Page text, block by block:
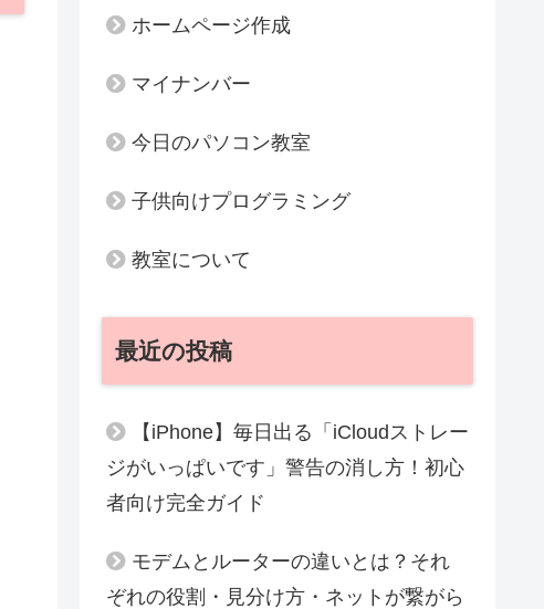
ホームページ作成
マイナンバー
今日のパソコン教室
子供向けプログラミング
教室について
最近の投稿
【iPhone】毎日出る「iCloudストレー
ジがいっぱいです」警告の消し方！初心
者向け完全ガイド
モデムとルーターの違いとは？それ
ぞれの役割・見分け方・ネットが繋がら